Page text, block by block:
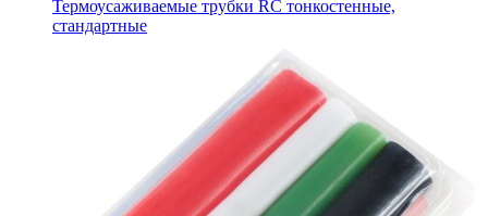
Термоусаживаемые трубки RC тонкостенные,
стандартные